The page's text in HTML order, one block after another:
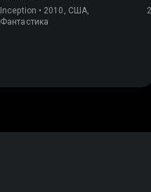
Inception • 2010, США,
Фантастика